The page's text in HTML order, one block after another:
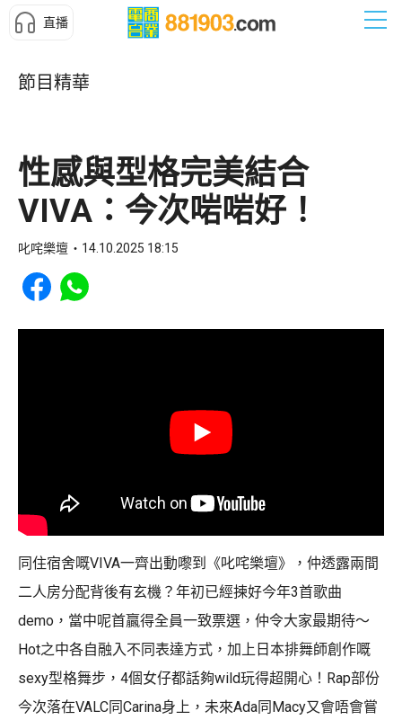
直播
節目精華
性感與型格完美結合
VIVA：今次啱啱好！
叱咤樂壇 14.10.2025 18:15
Share to Facebook
Share to WhatsApp
同住宿舍嘅VIVA一齊出動嚟到《叱咤樂壇》，仲透露兩間
二人房分配背後有玄機？年初已經揀好今年3首歌曲
demo，當中呢首贏得全員一致票選，仲令大家最期待～
Hot之中各自融入不同表達方式，加上日本排舞師創作嘅
sexy型格舞步，4個女仔都話夠wild玩得超開心！Rap部份
今次落在VALC同Carina身上，未來Ada同Macy又會唔會嘗